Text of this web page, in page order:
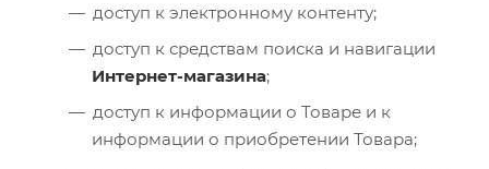
доступ к электронному контенту;
доступ к средствам поиска и навигации
Интернет-магазина;
доступ к информации о Товаре и к
информации о приобретении Товара;